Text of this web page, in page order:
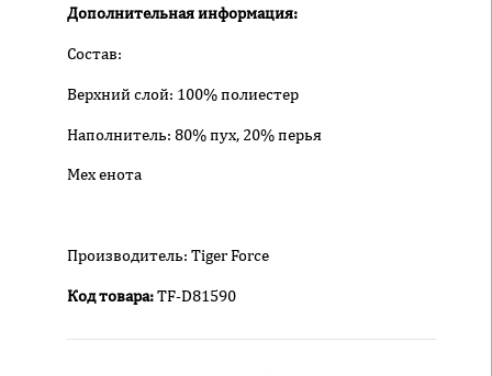
Дополнительная информация:
Состав:
Верхний слой: 100% полиестер
Наполнитель: 80% пух, 20% перья
Мех енота
Производитель: Tiger Force
Код товара:TF-D81590